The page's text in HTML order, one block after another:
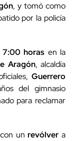
, y tomó como
por la policía
7:00 horas en la
Aragón, alcaldía
Guerrero
del gimnasio
para reclamar
con unrevólver a